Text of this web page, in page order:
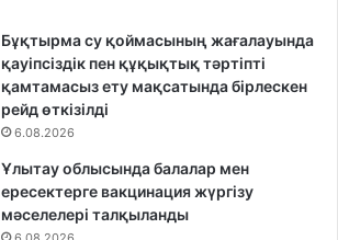
Бұқтырма су қоймасының жағалауында
қауіпсіздік пен құқықтық тәртіпті
қамтамасыз ету мақсатында бірлескен
рейд өткізілді
6.08.2026
Ұлытау облысында балалар мен
ересектерге вакцинация жүргізу
мәселелері талқыланды